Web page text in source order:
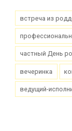
встреча из
частный День
вечеринка
ведущий-